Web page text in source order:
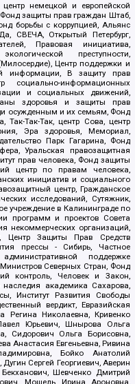
немецкой и европейской
Фонд защиты прав граждан Штаб,
борьбы с коррупцией, Альянс
СВЕЧА, Открытый Петербург,
Правовая инициатива,
преступности,
Центр поддержки и
информации, В защиту прав
информационных
и социальных движений,
здоровья и защиты прав
осужденным и их семьям, Фонд
Так-Так-Так, центр Сова, центр
Эра здоровья, Мемориал,
Парк Гагарина, Фонд
Уральская правозащитная
прав человека, Фонд защиты
центр по правам человека,
инициатив и социального
центр, Гражданское
исследований, Сутяжник,
в Калининграде по
программ и проектов Совета
некоммерческих организаций,
Центр Защиты Прав Средств
прессы - Сибирь, Частное
поддержке
Северных Стран, Фонд
контроль, Человек и Закон,
академика Сахарова,
Институт Развития Свободы
вердикт, Евразийская
Регина Николаевна, Кривенко
Юрьевич, Шнырова Ольга
Сидорович Ольга Борисовна,
Анастасия Евгеньевна, Ривина
Бойко Анатолий
Сергей Георгиевич, Аверин
Шевченко Дмитрий